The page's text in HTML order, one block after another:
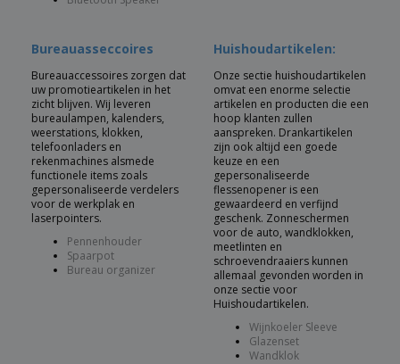
Bureauasseccoires
Bureauaccessoires zorgen dat
uw promotieartikelen in het
zicht blijven. Wij leveren
bureaulampen, kalenders,
weerstations, klokken,
telefoonladers en
rekenmachines alsmede
functionele items zoals
gepersonaliseerde verdelers
voor de werkplak en
laserpointers.
Pennenhouder
Spaarpot
Bureau organizer
Huishoudartikelen:
Onze sectie huishoudartikelen
omvat een enorme selectie
artikelen en producten die een
hoop klanten zullen
aanspreken. Drankartikelen
zijn ook altijd een goede
keuze en een
gepersonaliseerde
flessenopener is een
gewaardeerd en verfijnd
geschenk. Zonneschermen
voor de auto, wandklokken,
meetlinten en
schroevendraaiers kunnen
allemaal gevonden worden in
onze sectie voor
Huishoudartikelen.
Wijnkoeler Sleeve
Glazenset
Wandklok